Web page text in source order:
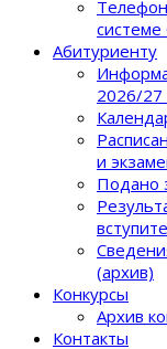
Абитуриенту
2026/27
и
Подано
(архив)
Конкурсы
Архив
Контакты